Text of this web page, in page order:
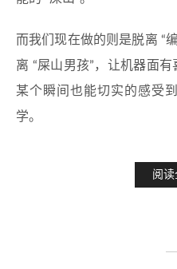
而我们现在做的则是脱离 “
离 “屎山男孩”，让机器面
某个瞬间也能切实的感受
学。
阅读